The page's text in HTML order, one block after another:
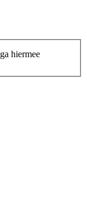
hiermee